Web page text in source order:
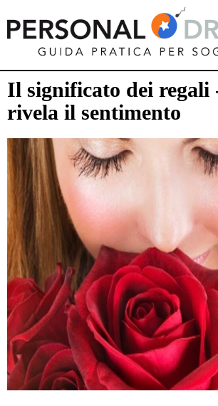
Il significato dei regali
rivela il sentimento